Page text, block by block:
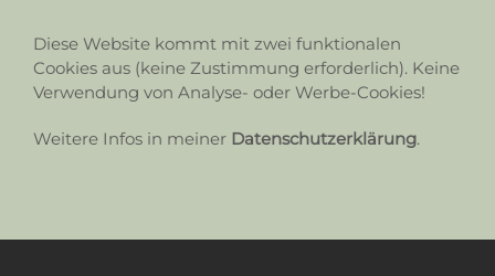
Diese Website kommt mit zwei funktionalen
Cookies aus (keine Zustimmung erforderlich). Keine
Verwendung von Analyse- oder Werbe-Cookies!
Weitere Infos in meiner Datenschutzerklärung.